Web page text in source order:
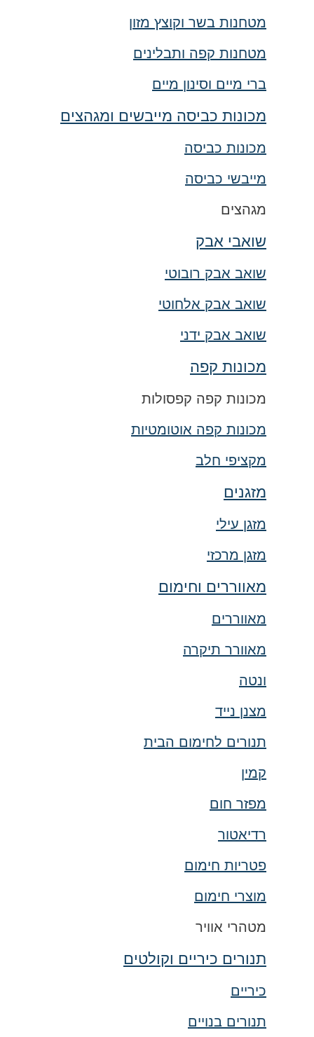
מטחנות בשר וקוצץ מזון
מטחנות קפה ותבלינים
ברי מיים וסינון מיים
מכונות כביסה מייבשים ומגהצים
מכונות כביסה
מייבשי כביסה
מגהצים
שואבי אבק
שואב אבק רובוטי
שואב אבק אלחוטי
שואב אבק ידני
מכונות קפה
מכונות קפה קפסולות
מכונות קפה אוטומטיות
מקציפי חלב
מזגנים
מזגן עילי
מזגן מרכזי
מאווררים וחימום
מאווררים
מאוורר תיקרה
ונטה
מצנן נייד
תנורים לחימום הבית
קמין
מפזר חום
רדיאטור
פטריות חימום
מוצרי חימום
מטהרי אוויר
תנורים כיריים וקולטים
כיריים
תנורים בנויים